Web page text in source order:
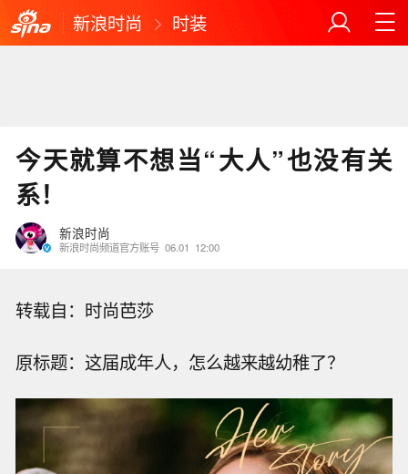
新浪时尚 时装
今天就算不想当“大人”也没有关
系！
新浪时尚
新浪时尚频道官方账号 06.01 12:00
转载自：时尚芭莎
原标题：这届成年人，怎么越来越幼稚了？